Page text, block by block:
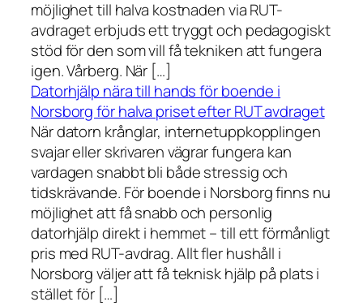
möjlighet till halva kostnaden via RUT-
avdraget erbjuds ett tryggt och pedagogiskt
stöd för den som vill få tekniken att fungera
igen. Vårberg. När […]
Datorhjälp nära till hands för boende i
Norsborg för halva priset efter RUT avdraget
När datorn krånglar, internetuppkopplingen
svajar eller skrivaren vägrar fungera kan
vardagen snabbt bli både stressig och
tidskrävande. För boende i Norsborg finns nu
möjlighet att få snabb och personlig
datorhjälp direkt i hemmet – till ett förmånligt
pris med RUT-avdrag. Allt fler hushåll i
Norsborg väljer att få teknisk hjälp på plats i
stället för […]